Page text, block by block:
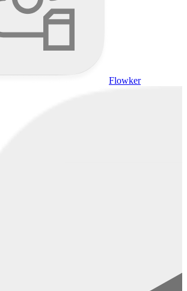
Flowker